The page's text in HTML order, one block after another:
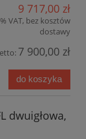
9 717,00 zł
VAT, bez kosztów
dostawy
7 900,00 zł
do koszyka
dwuigłowa,